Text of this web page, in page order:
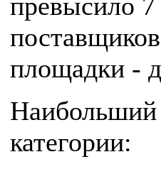
превысило 7
площадки -
Наибольший
категории: